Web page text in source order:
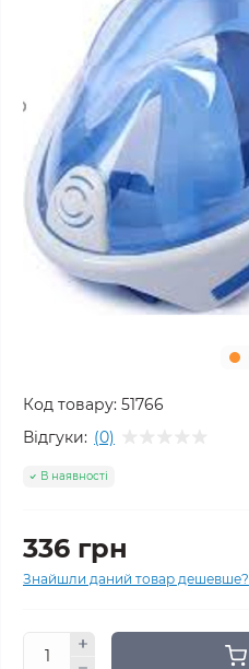
Код товару: 51766
Відгуки: (0)
В наявності
336 грн
Знайшли даний товар дешевше?